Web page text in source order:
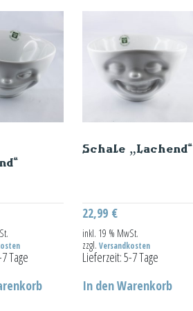
Tage
Schale „Lachend“
22,99 €
inkl. 19 % MwSt.
zzgl.Versandkosten
Lieferzeit:5-7 Tage
In den Warenkorb